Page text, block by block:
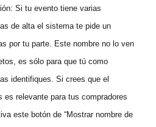
Si tu evento tiene varias
de alta el sistema te pide un
por tu parte. Este nombre no lo ven
es sólo para que tú como
identifiques. Si crees que el
es relevante para tus compradores
este botón de “Mostrar nombre de